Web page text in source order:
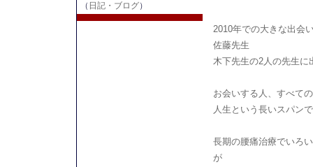
2010年での大きな出会
佐藤先生
木下先生の2人の先生に
お会いする人、すべて
人生という長いスパン
長期の腰痛治療でいろ
が
（ 日記・ブログ）